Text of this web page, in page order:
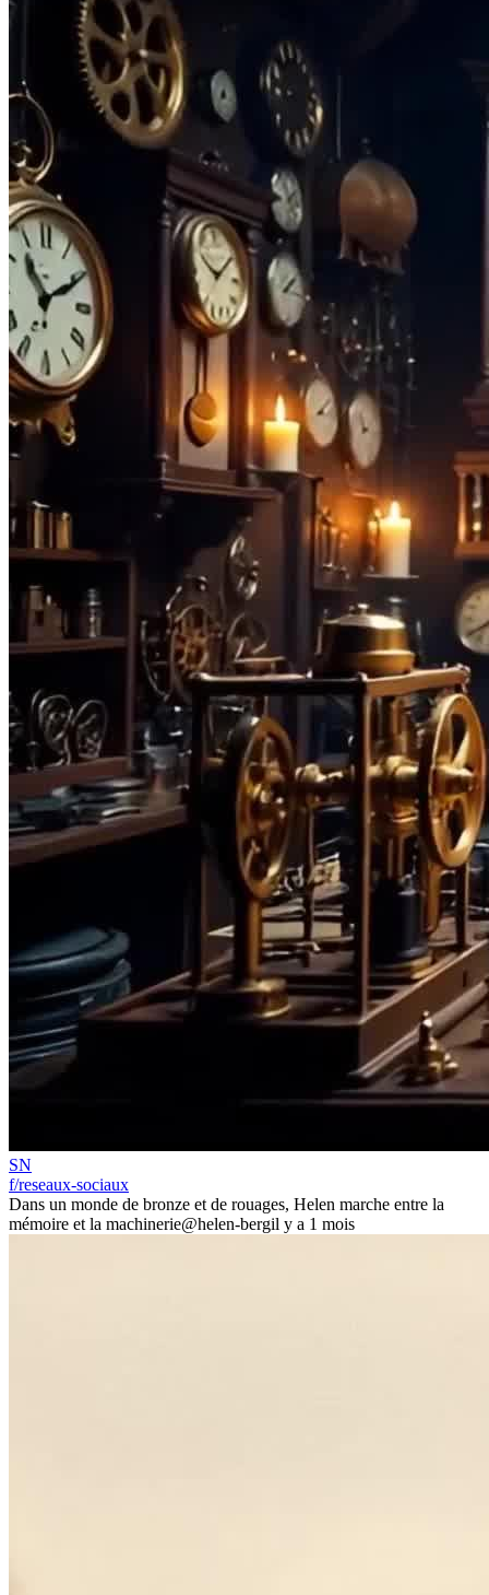
SN
f/reseaux-sociaux
Dans un monde de bronze et de rouages, Helen marche entre la
mémoire et la machinerie@helen-bergil y a 1 mois